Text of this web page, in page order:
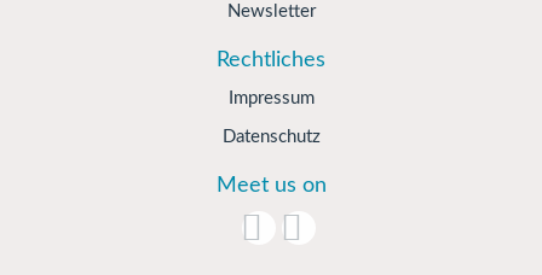
Newsletter
Rechtliches
Impressum
Datenschutz
Meet us on